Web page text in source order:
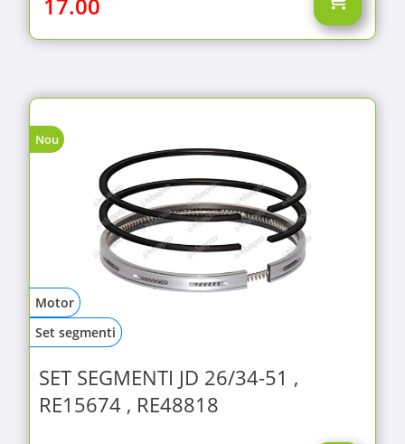
Nou
Motor
Set segmenti
SET SEGMENTI JD 26/34-51 ,
RE15674 , RE48818